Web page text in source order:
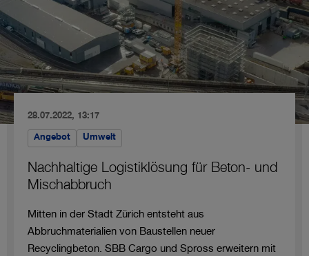
28.07.2022, 13:17
Angebot Umwelt
Nachhaltige Logistiklösung für Beton- und
Mischabbruch
Mitten in der Stadt Zürich entsteht aus
Abbruchmaterialien von Baustellen neuer
Recyclingbeton. SBB Cargo und Spross erweitern mit